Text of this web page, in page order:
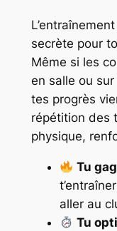
secrète pour
Même si les
en salle ou
tes progrès
répétition des
physique,
Tu
aller au
Tu